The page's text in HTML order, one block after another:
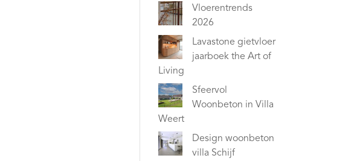
Vloerentrends
2026
Lavastone gietvloer
jaarboek the Art of
Living
Sfeervol
Woonbeton in Villa
Weert
Design woonbeton
villa Schijf